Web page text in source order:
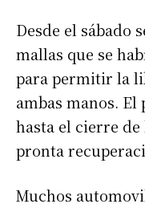
Desde el sábado
mallas que se
para permitir la
ambas manos.
hasta el cierre
pronta
Muchos